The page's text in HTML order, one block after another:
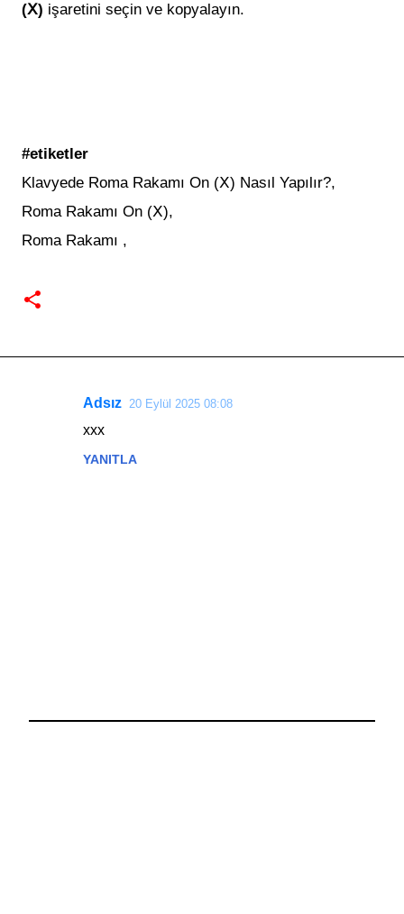
(Ⅹ) işaretini seçin ve kopyalayın.
#etiketler
Klavyede Roma Rakamı On (Ⅹ) Nasıl Yapılır?,
Roma Rakamı On (Ⅹ),
Roma Rakamı ,
Adsız 20 Eylül 2025 08:08
xxx
YANITLA